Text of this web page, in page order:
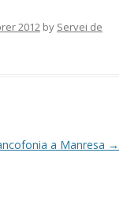
2012 by Servei de
a Manresa →